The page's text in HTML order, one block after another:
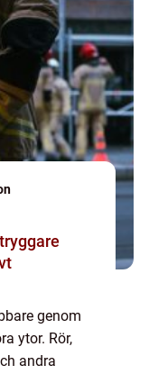
genom
ytor. Rör,
andra